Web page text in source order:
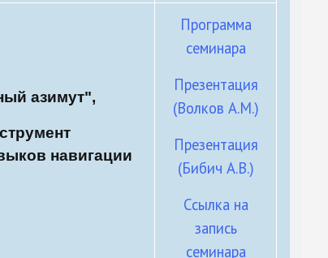
азимут",
навигации
Программа
семинара
Презентация
(Волков А.М.)
Презентация
(Бибич А.В.)
Ссылка на
запись
семинара